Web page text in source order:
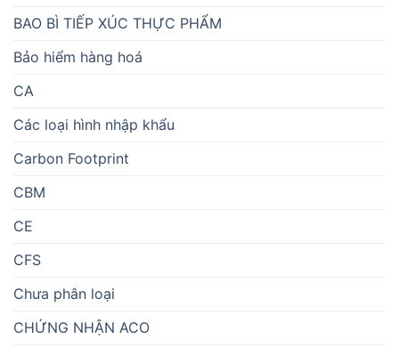
BAO BÌ TIẾP XÚC THỰC PHẨM
Bảo hiểm hàng hoá
CA
Các loại hình nhập khẩu
Carbon Footprint
CBM
CE
CFS
Chưa phân loại
CHỨNG NHẬN ACO